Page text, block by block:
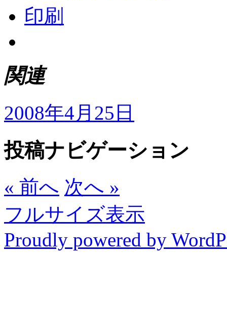
印刷
関連
2008年4月25日
投稿ナビゲーション
« 前へ 次へ »
フルサイズ表示
Proudly powered by